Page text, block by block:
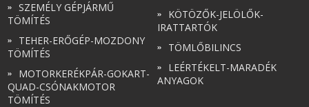
SZEMÉLY GÉPJÁRMŰ
TÖMÍTÉS
TEHER-ERŐGÉP-MOZDONY
TÖMÍTÉS
MOTORKERÉKPÁR-GOKART-
QUAD-CSÓNAKMOTOR
TÖMÍTÉS
KÖTÖZŐK-JELÖLŐK-
IRATTARTÓK
TÖMLŐBILINCS
LEÉRTÉKELT-MARADÉK
ANYAGOK